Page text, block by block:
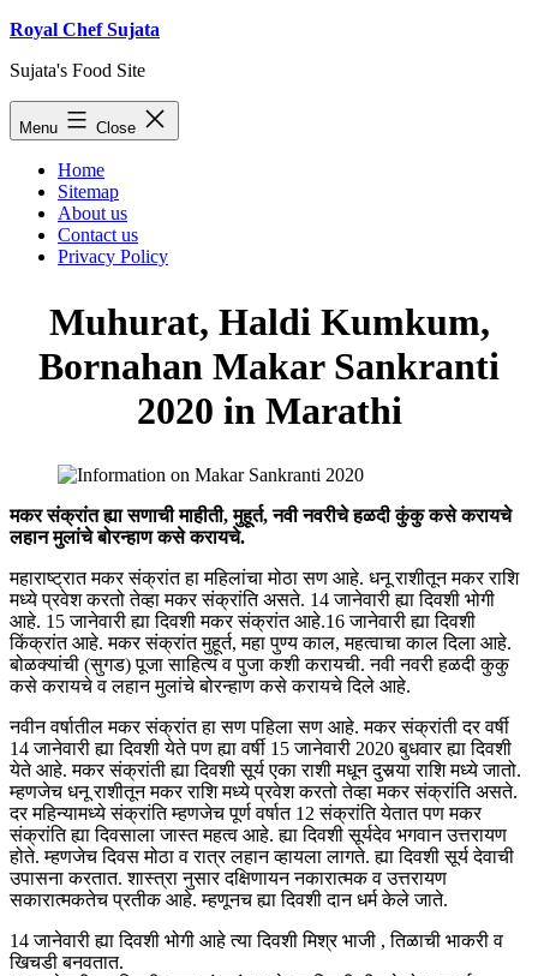
Skip
content
Royal Chef Sujata
Sujata's Food Site
Menu Close
Home
Sitemap
About us
Contact us
Privacy Policy
Muhurat, Haldi Kumkum,
Bornahan Makar Sankranti
2020 in Marathi
मकर संक्रांत ह्या सणाची माहीती, मुहूर्त, नवी नवरीचे हळदी कुंकु कसे करायचे
लहान मुलांचे बोरन्हाण कसे करायचे.
महाराष्ट्रात मकर संक्रांत हा महिलांचा मोठा सण आहे. धनू राशीतून मकर राशि
मध्ये प्रवेश करतो तेव्हा मकर संक्रांति असते. 14 जानेवारी ह्या दिवशी भोगी
आहे. 15 जानेवारी ह्या दिवशी मकर संक्रांत आहे.16 जानेवारी ह्या दिवशी
किंक्रांत आहे. मकर संक्रांत मुहूर्त, महा पुण्य काल, महत्वाचा काल दिला आहे.
बोळक्यांची (सुगड) पूजा साहित्य व पुजा कशी करायची. नवी नवरी हळदी कुकु
कसे करायचे व लहान मुलांचे बोरन्हाण कसे करायचे दिले आहे.
नवीन वर्षातील मकर संक्रांत हा सण पहिला सण आहे. मकर संक्रांती दर वर्षी
14 जानेवारी ह्या दिवशी येते पण ह्या वर्षी 15 जानेवारी 2020 बुधवार ह्या दिवशी
येते आहे. मकर संक्रांती ह्या दिवशी सूर्य एका राशी मधून दुसर्‍या राशि मध्ये जातो.
म्हणजेच धनू राशीतून मकर राशि मध्ये प्रवेश करतो तेव्हा मकर संक्रांति असते.
दर महिन्यामध्ये संक्रांति म्हणजेच पूर्ण वर्षात 12 संक्रांति येतात पण मकर
संक्रांति ह्या दिवसाला जास्त महत्व आहे. ह्या दिवशी सूर्यदेव भगवान उत्तरायण
होते. म्हणजेच दिवस मोठा व रात्र लहान व्हायला लागते. ह्या दिवशी सूर्य देवाची
उपासना करतात. शास्त्रा नुसार दक्षिणायन नकारात्मक व उत्तरायण
सकारात्मकतेच प्रतीक आहे. म्हणूनच ह्या दिवशी दान धर्म केले जाते.
14 जानेवारी ह्या दिवशी भोगी आहे त्या दिवशी मिश्र भाजी , तिळाची भाकरी व
खिचडी बनवतात.